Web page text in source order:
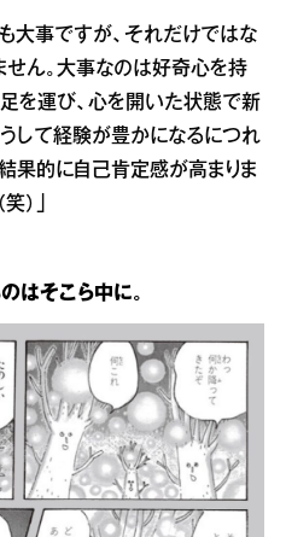
大事ですが、それだけではな
ん。大事なのは好奇心を持
を運び、心を開いた状態で新
して経験が豊かになるにつれ
果的に自己肯定感が高まりま
）」
はそこら中に。